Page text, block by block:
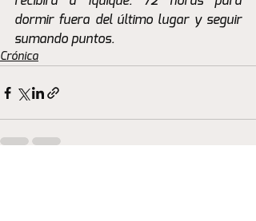
dormir fuera del último lugar y seguir
sumando puntos.
Crónica